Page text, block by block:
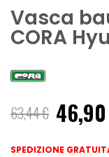
Vasca
CORA
63,44 €
Prezzo
speciale
SPEDIZIONE